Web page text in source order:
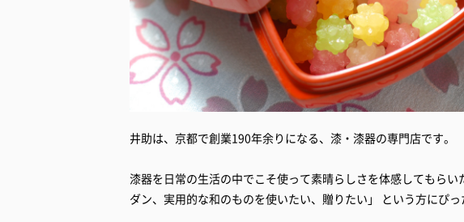
井助は、京都で創業190年余りになる、漆・漆器の専門店です。
漆器を日常の生活の中でこそ使って素晴らしさを体感してもら
ダン、実用的な和のものを使いたい、贈りたい」 という方にぴっ